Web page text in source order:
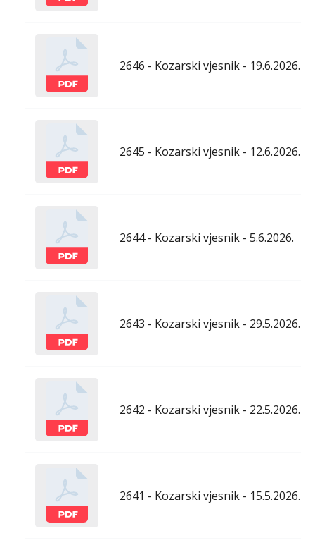
2646 - Kozarski vjesnik - 19.6.2026.
2645 - Kozarski vjesnik - 12.6.2026.
2644 - Kozarski vjesnik - 5.6.2026.
2643 - Kozarski vjesnik - 29.5.2026.
2642 - Kozarski vjesnik - 22.5.2026.
2641 - Kozarski vjesnik - 15.5.2026.